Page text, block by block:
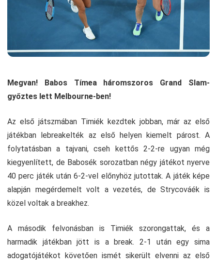
Megvan! Babos Tímea háromszoros Grand Slam-
győztes lett Melbourne-ben!
Az első játszmában Timiék kezdtek jobban, már az első
játékban lebreakelték az első helyen kiemelt párost. A
folytatásban a tajvani, cseh kettős 2-2-re ugyan még
kiegyenlített, de Babosék sorozatban négy játékot nyerve
40 perc játék után 6-2-vel előnyhöz jutottak. A játék képe
alapján megérdemelt volt a vezetés, de Strycováék is
közel voltak a breakhez.
A második felvonásban is Timiék szorongattak, és a
harmadik játékban jött is a break. 2-1 után egy sima
adogatójátékot követően ismét sikerült elvenni az első